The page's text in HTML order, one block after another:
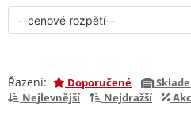
Řazení: Doporučené
Nejlevnější
Nejdražší